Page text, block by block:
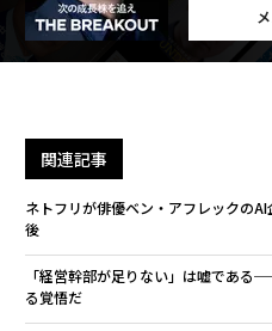
関連記事
ネトフリが俳優ベン・アフレックの
後
「経営幹部が足りない」は嘘であ
る覚悟だ